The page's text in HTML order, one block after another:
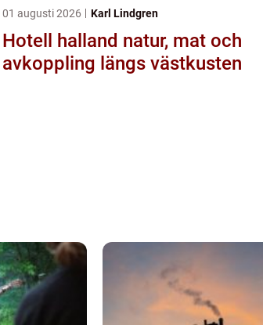
01 augusti 2026 Karl Lindgren
Hotell halland natur, mat och
avkoppling längs västkusten